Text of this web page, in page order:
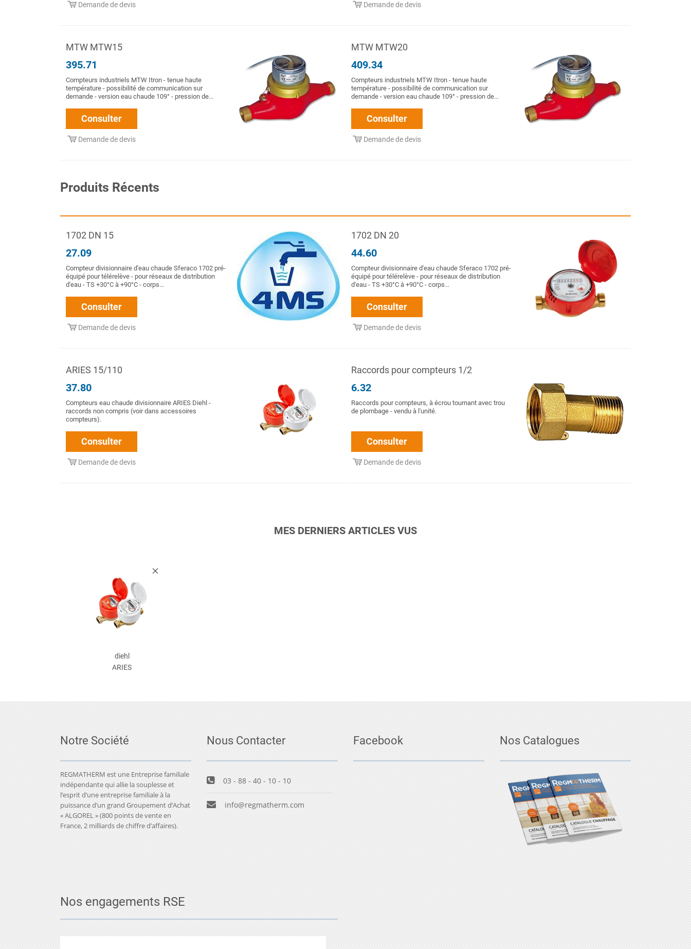
Demande de devis Demande de devis
MTW MTW15
395.71
Compteurs industriels MTW Itron - tenue haute
température - possibilité de communication sur
demande - version eau chaude 109° - pression de...
Consulter
Demande de devis
MTW MTW20
409.34
Compteurs industriels MTW Itron - tenue haute
température - possibilité de communication sur
demande - version eau chaude 109° - pression de...
Consulter
Demande de devis
Produits Récents
1702 DN 15
27.09
Compteur divisionnaire d'eau chaude Sferaco 1702 pré-
équipé pour télérelève - pour réseaux de distribution
d'eau - TS +30°C à +90°C - corps...
Consulter
Demande de devis
1702 DN 20
44.60
Compteur divisionnaire d'eau chaude Sferaco 1702 pré-
équipé pour télérelève - pour réseaux de distribution
d'eau - TS +30°C à +90°C - corps...
Consulter
Demande de devis
ARIES 15/110
37.80
Compteurs eau chaude divisionnaire ARIES Diehl -
raccords non compris (voir dans accessoires
compteurs).
Consulter
Demande de devis
Raccords pour compteurs 1/2
6.32
Raccords pour compteurs, à écrou tournant avec trou
de plombage - vendu à l'unité.
Consulter
Demande de devis
MES DERNIERS ARTICLES VUS
diehl
ARIES
Notre Société
REGMATHERM est une Entreprise familiale
indépendante qui allie la souplesse et
l’esprit d’une entreprise familiale à la
puissance d’un grand Groupement d’Achat
« ALGOREL » (800 points de vente en
France, 2 milliards de chiffre d’affaires).
Nous Contacter
03 - 88 - 40 - 10 - 10
info@regmatherm.com
Facebook Nos Catalogues
Nos engagements RSE